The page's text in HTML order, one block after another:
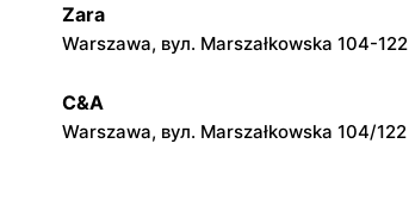
Groszek
Krasickiego 79a/1
Zara
Warszawa, вул. Marszałkowska 104-122
C&A
Warszawa, вул. Marszałkowska 104/122